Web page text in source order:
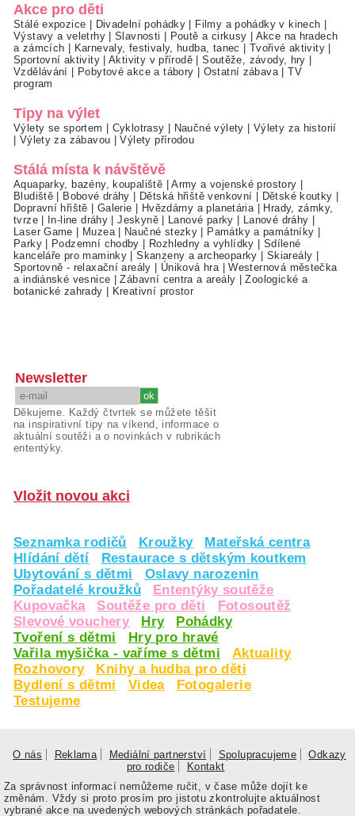
Akce pro děti
Stálé expozice | Divadelní pohádky | Filmy a pohádky v kinech |
Výstavy a veletrhy|Slavnosti | Poutě a cirkusy | Akce na hradech
a zámcích | Karnevaly, festivaly, hudba, tanec | Tvořivé aktivity |
Sportovní aktivity|Aktivity v přírodě |Soutěže, závody, hry |
Vzdělávání | Pobytové akce a tábory | Ostatní zábava |TV
program
Tipy na výlet
Výlety se sportem | Cyklotrasy | Naučné výlety | Výlety za historií
| Výlety za zábavou |Výlety přírodou
Stálá místa k návštěvě
Aquaparky, bazény, koupaliště |Army a vojenské prostory |
Bludiště | Bobové dráhy | Dětská hřiště venkovní | Dětské koutky |
Dopravní hřiště | Galerie | Hvězdárny a planetária | Hrady, zámky,
tvrze| In-line dráhy |Jeskyně| Lanové parky | Lanové dráhy |
Laser Game | Muzea| Naučné stezky | Památky a památníky |
Parky| Podzemní chodby | Rozhledny a vyhlídky | Sdílené
kanceláře pro maminky |Skanzeny a archeoparky | Skiareály |
Sportovně - relaxační areály | Úniková hra |Westernová městečka
a indiánské vesnice |Zábavní centra a areály |Zoologické a
botanické zahrady | Kreativní prostor
Newsletter
Děkujeme. Každý čtvrtek se můžete těšit
na inspirativní tipy na víkend, informace o
aktuální soutěži a o novinkách v rubrikách
ententýky.
Vložit novou akci
Seznamka rodičů Kroužky
Mateřská centra
Hlídání dětí
Restaurace s dětským koutkem
Ubytování s dětmi
Oslavy narozenin
Pořadatelé kroužků
Ententýky soutěže
Kupovačka
Soutěže pro děti
Fotosoutěž
Slevové vouchery
Hry
Pohádky
Tvoření s dětmi
Hry pro hravé
Vařila myšička - vaříme s dětmi
Aktuality
Rozhovory
Knihy a hudba pro děti
Bydlení s dětmi
Videa
Fotogalerie
Testujeme
O nás Reklama Mediální partnerství Spolupracujeme
Odkazy
pro rodiče
Kontakt
Za správnost informací nemůžeme ručit, v čase může dojít ke
změnám. Vždy si proto prosím pro jistotu zkontrolujte aktuálnost
vybrané akce na uvedených webových stránkách pořadatele.